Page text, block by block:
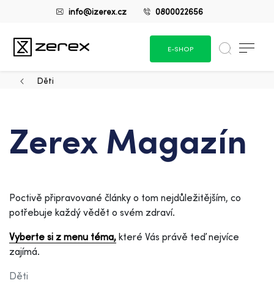
info@izerex.cz 0800022656
E-SHOP
Děti
Zerex Magazín
Poctivě připravované články o tom nejdůležitějším, co
potřebuje každý vědět o svém zdraví.
Vyberte si z menu téma, které Vás právě teď nejvíce
zajímá.
Děti